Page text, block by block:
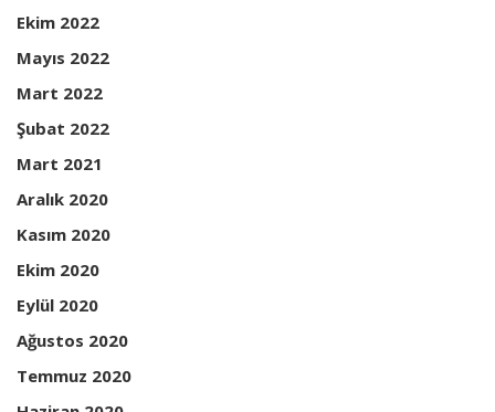
Ekim 2022
Mayıs 2022
Mart 2022
Şubat 2022
Mart 2021
Aralık 2020
Kasım 2020
Ekim 2020
Eylül 2020
Ağustos 2020
Temmuz 2020